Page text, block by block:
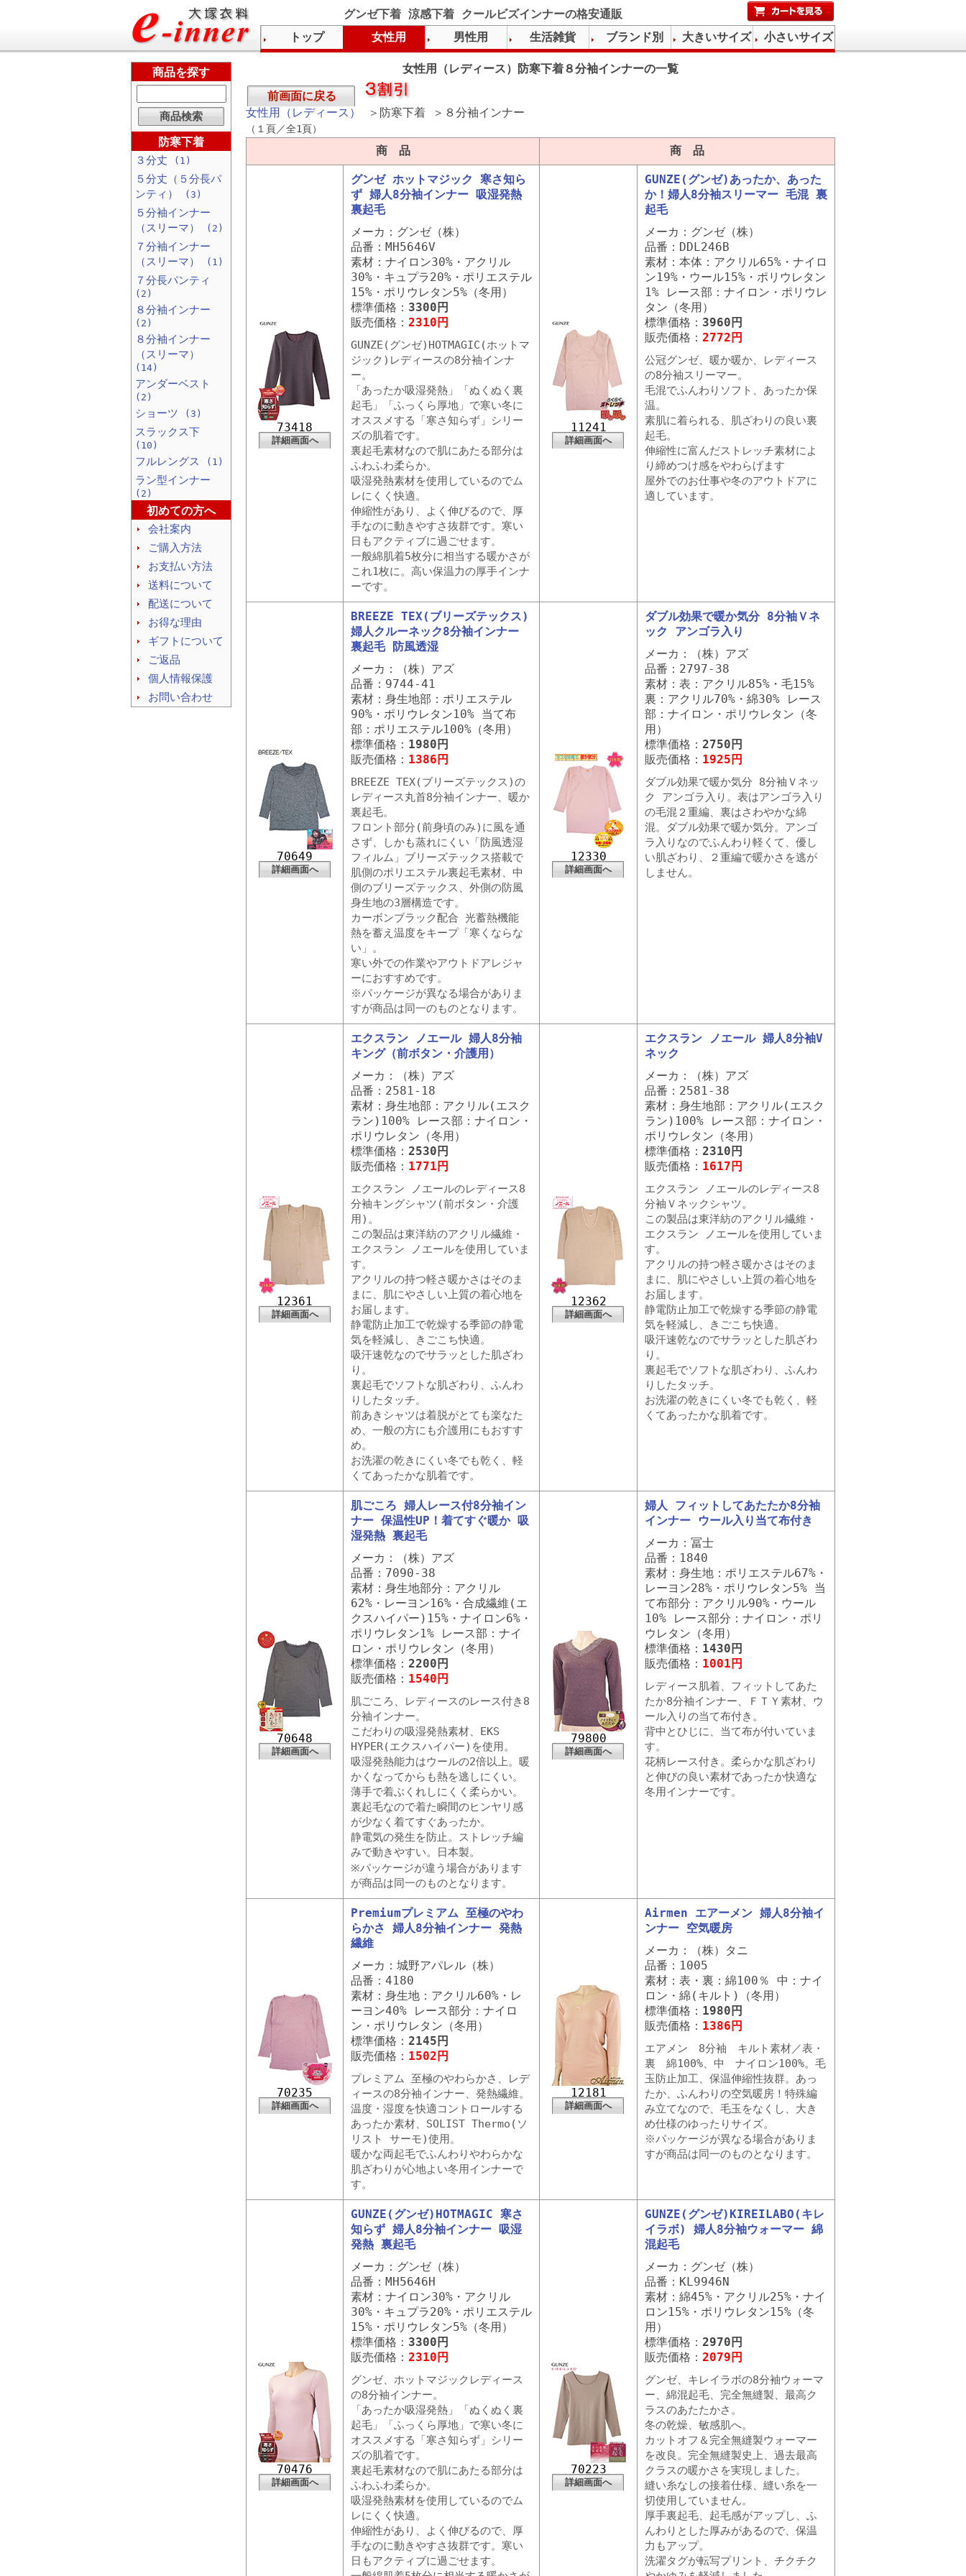
グンゼ下着 涼感下着 クールビズインナーの格安通販
女性用（レディース）防寒下着８分袖インナーの一覧
前画面に戻る
女性用（レディース）
＞防寒下着 ＞８分袖インナー
（１頁／全1頁）
商 品 商 品
73418
詳細画面へ
グンゼ ホットマジック 寒さ知ら
ず 婦人8分袖インナー 吸湿発熱
裏起毛
メーカ：グンゼ（株）
品番：MH5646V
素材：ナイロン30%・アクリル
30%・キュプラ20%・ポリエステル
15%・ポリウレタン5%（冬用）
標準価格： 3300円
販売価格： 2310円
GUNZE(グンゼ)HOTMAGIC(ホットマ
ジック)レディースの8分袖インナ
ー。
「あったか吸湿発熱」「ぬくぬく裏
起毛」「ふっくら厚地」で寒い冬に
オススメする「寒さ知らず」シリー
ズの肌着です。
裏起毛素材なので肌にあたる部分は
ふわふわ柔らか。
吸湿発熱素材を使用しているのでム
レにくく快適。
伸縮性があり、よく伸びるので、厚
手なのに動きやすさ抜群です。寒い
日もアクティブに過ごせます。
一般綿肌着5枚分に相当する暖かさが
これ1枚に。高い保温力の厚手インナ
ーです。
11241
詳細画面へ
GUNZE(グンゼ)あったか、あった
か！婦人8分袖スリーマー 毛混 裏
起毛
メーカ：グンゼ（株）
品番：DDL246B
素材：本体：アクリル65%・ナイロ
ン19%・ウール15%・ポリウレタン
1% レース部：ナイロン・ポリウレ
タン（冬用）
標準価格： 3960円
販売価格： 2772円
公冠グンゼ、暖か暖か、レディース
の8分袖スリーマー。
毛混でふんわりソフト、あったか保
温。
素肌に着られる、肌ざわりの良い裏
起毛。
伸縮性に富んだストレッチ素材によ
り締めつけ感をやわらげます
屋外でのお仕事や冬のアウトドアに
適しています。
70649
詳細画面へ
BREEZE TEX(ブリーズテックス)
婦人クルーネック8分袖インナー
裏起毛 防風透湿
メーカ：（株）アズ
品番：9744-41
素材：身生地部：ポリエステル
90%・ポリウレタン10% 当て布
部：ポリエステル100%（冬用）
標準価格： 1980円
販売価格： 1386円
BREEZE TEX(ブリーズテックス)の
レディース丸首8分袖インナー、暖か
裏起毛。
フロント部分(前身頃のみ)に風を通
さず、しかも蒸れにくい「防風透湿
フィルム」ブリーズテックス搭載で
肌側のポリエステル裏起毛素材、中
側のブリーズテックス、外側の防風
身生地の3層構造です。
カーボンブラック配合 光蓄熱機能
熱を蓄え温度をキープ「寒くならな
い」。
寒い外での作業やアウトドアレジャ
ーにおすすめです。
※パッケージが異なる場合がありま
すが商品は同一のものとなります。
12330
詳細画面へ
ダブル効果で暖か気分 8分袖Ｖネ
ック アンゴラ入り
メーカ：（株）アズ
品番：2797-38
素材：表：アクリル85%・毛15%
裏：アクリル70%・綿30% レース
部：ナイロン・ポリウレタン（冬
用）
標準価格： 2750円
販売価格： 1925円
ダブル効果で暖か気分 8分袖Ｖネッ
ク アンゴラ入り。表はアンゴラ入り
の毛混２重編、裏はさわやかな綿
混。ダブル効果で暖か気分。アンゴ
ラ入りなのでふんわり軽くて、優し
い肌ざわり、２重編で暖かさを逃が
しません。
12361
詳細画面へ
エクスラン ノエール 婦人8分袖
キング（前ボタン・介護用）
メーカ：（株）アズ
品番：2581-18
素材：身生地部：アクリル(エスク
ラン)100% レース部：ナイロン・
ポリウレタン（冬用）
標準価格： 2530円
販売価格： 1771円
エクスラン ノエールのレディース8
分袖キングシャツ(前ボタン・介護
用)。
この製品は東洋紡のアクリル繊維・
エクスラン ノエールを使用していま
す。
アクリルの持つ軽さ暖かさはそのま
まに、肌にやさしい上質の着心地を
お届します。
静電防止加工で乾燥する季節の静電
気を軽減し、きごこち快適。
吸汗速乾なのでサラッとした肌ざわ
り。
裏起毛でソフトな肌ざわり、ふんわ
りしたタッチ。
前あきシャツは着脱がとても楽なた
め、一般の方にも介護用にもおすす
め。
お洗濯の乾きにくい冬でも乾く、軽
くてあったかな肌着です。
12362
詳細画面へ
エクスラン ノエール 婦人8分袖V
ネック
メーカ：（株）アズ
品番：2581-38
素材：身生地部：アクリル(エスク
ラン)100% レース部：ナイロン・
ポリウレタン（冬用）
標準価格： 2310円
販売価格： 1617円
エクスラン ノエールのレディース8
分袖Ｖネックシャツ。
この製品は東洋紡のアクリル繊維・
エクスラン ノエールを使用していま
す。
アクリルの持つ軽さ暖かさはそのま
まに、肌にやさしい上質の着心地を
お届します。
静電防止加工で乾燥する季節の静電
気を軽減し、きごこち快適。
吸汗速乾なのでサラッとした肌ざわ
り。
裏起毛でソフトな肌ざわり、ふんわ
りしたタッチ。
お洗濯の乾きにくい冬でも乾く、軽
くてあったかな肌着です。
70648
詳細画面へ
肌ごころ 婦人レース付8分袖イン
ナー 保温性UP！着てすぐ暖か 吸
湿発熱 裏起毛
メーカ：（株）アズ
品番：7090-38
素材：身生地部分：アクリル
62%・レーヨン16%・合成繊維(エ
クスハイパー)15%・ナイロン6%・
ポリウレタン1% レース部：ナイ
ロン・ポリウレタン（冬用）
標準価格： 2200円
販売価格： 1540円
肌ごころ、レディースのレース付き8
分袖インナー。
こだわりの吸湿発熱素材、EKS
HYPER(エクスハイパー)を使用。
吸湿発熱能力はウールの2倍以上。暖
かくなってからも熱を逃しにくい。
薄手で着ぶくれしにくく柔らかい。
裏起毛なので着た瞬間のヒンヤリ感
が少なく着てすぐあったか。
静電気の発生を防止。ストレッチ編
みで動きやすい。日本製。
※パッケージが違う場合があります
が商品は同一のものとなります。
79800
詳細画面へ
婦人 フィットしてあたたか8分袖
インナー ウール入り当て布付き
メーカ：冨士
品番：1840
素材：身生地：ポリエステル67%・
レーヨン28%・ポリウレタン5% 当
て布部分：アクリル90%・ウール
10% レース部分：ナイロン・ポリ
ウレタン（冬用）
標準価格： 1430円
販売価格： 1001円
レディース肌着、フィットしてあた
たか8分袖インナー、ＦＴＹ素材、ウ
ール入りの当て布付き。
背中とひじに、当て布が付いていま
す。
花柄レース付き。柔らかな肌ざわり
と伸びの良い素材であったか快適な
冬用インナーです。
70235
詳細画面へ
Premiumプレミアム 至極のやわ
らかさ 婦人8分袖インナー 発熱
繊維
メーカ：城野アパレル（株）
品番：4180
素材：身生地：アクリル60%・レ
ーヨン40% レース部分：ナイロ
ン・ポリウレタン（冬用）
標準価格： 2145円
販売価格： 1502円
プレミアム 至極のやわらかさ、レデ
ィースの8分袖インナー、発熱繊維。
温度・湿度を快適コントロールする
あったか素材、SOLIST Thermo(ソ
リスト サーモ)使用。
暖かな両起毛でふんわりやわらかな
肌ざわりが心地よい冬用インナーで
す。
12181
詳細画面へ
Airmen エアーメン 婦人8分袖イ
ンナー 空気暖房
メーカ：（株）タニ
品番：1005
素材：表・裏：綿100％ 中：ナイ
ロン・綿(キルト)（冬用）
標準価格： 1980円
販売価格： 1386円
エアメン 8分袖 キルト素材／表・
裏 綿100%、中 ナイロン100%。毛
玉防止加工、保温伸縮性抜群。あっ
たか、ふんわりの空気暖房！特殊編
み立てなので、毛玉をなくし、大き
め仕様のゆったりサイズ。
※パッケージが異なる場合がありま
すが商品は同一のものとなります。
70476
詳細画面へ
GUNZE(グンゼ)HOTMAGIC 寒さ
知らず 婦人8分袖インナー 吸湿
発熱 裏起毛
メーカ：グンゼ（株）
品番：MH5646H
素材：ナイロン30%・アクリル
30%・キュプラ20%・ポリエステル
15%・ポリウレタン5%（冬用）
標準価格： 3300円
販売価格： 2310円
グンゼ、ホットマジックレディース
の8分袖インナー。
「あったか吸湿発熱」「ぬくぬく裏
起毛」「ふっくら厚地」で寒い冬に
オススメする「寒さ知らず」シリー
ズの肌着です。
裏起毛素材なので肌にあたる部分は
ふわふわ柔らか。
吸湿発熱素材を使用しているのでム
レにくく快適。
伸縮性があり、よく伸びるので、厚
手なのに動きやすさ抜群です。寒い
日もアクティブに過ごせます。
70223
詳細画面へ
GUNZE(グンゼ)KIREILABO(キレ
イラボ) 婦人8分袖ウォーマー 綿
混起毛
メーカ：グンゼ（株）
品番：KL9946N
素材：綿45%・アクリル25%・ナイ
ロン15%・ポリウレタン15%（冬
用）
標準価格： 2970円
販売価格： 2079円
グンゼ、キレイラボの8分袖ウォーマ
ー、綿混起毛、完全無縫製、最高ク
ラスのあたたかさ。
冬の乾燥、敏感肌へ。
カットオフ＆完全無縫製ウォーマー
を改良。完全無縫製史上、過去最高
クラスの暖かさを実現しました。
縫い糸なしの接着仕様、縫い糸を一
切使用していません。
厚手裏起毛、起毛感がアップし、ふ
んわりとした厚みがあるので、保温
力もアップ。
洗濯タグが転写プリント、チクチク
商品を探す
防寒下着
３分丈 (1)
５分丈（５分長パ
ンティ）
(3)
５分袖インナー
（スリーマ）
(2)
７分袖インナー
（スリーマ）
(1)
７分長パンティ
(2)
８分袖インナー
(2)
８分袖インナー
（スリーマ）
(14)
アンダーベスト
(2)
ショーツ (3)
スラックス下
(10)
フルレングス (1)
ラン型インナー
(2)
初めての方へ
会社案内
ご購入方法
お支払い方法
送料について
配送について
お得な理由
ギフトについて
ご返品
個人情報保護
お問い合わせ
トップ 女性用 男性用 生活雑貨 ブランド別 大きいサイズ 小さいサイズ